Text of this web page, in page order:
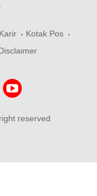
Karir
Kotak Pos
reserved